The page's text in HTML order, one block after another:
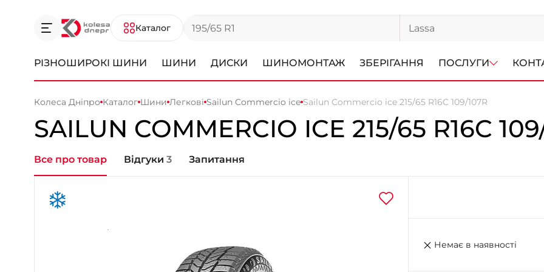
Каталог
РІЗНОШИРОКІ ШИНИ ШИНИ ДИСКИ ШИНОМОНТАЖ ЗБЕРІГАННЯ ПОСЛУГИ
Колеса Дніпро Каталог Шини Легкові Sailun Commercio ice Sailun Commercio ice 215/65 R16C 109/107R
SAILUN COMMERCIO ICE 215/65 R16C
Все про товар Відгуки 3 Запитання
Немає в наявності